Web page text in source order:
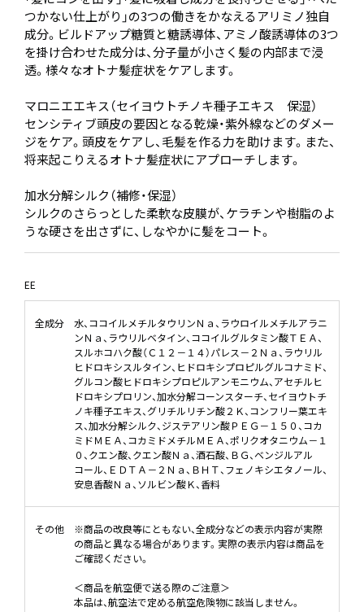
つかない仕上がり」の3つの働きをかなえるアリミノ独自
成分。ビルドアップ糖質と糖誘導体、アミノ酸誘導体の3つ
を掛け合わせた成分は、分子量が小さく髪の内部まで浸
透。様々なオトナ髪症状をケアします。
マロニエエキス（セイヨウトチノキ種子エキス 保湿）
センシティブ頭皮の要因となる乾燥・紫外線などのダメー
ジをケア。頭皮をケアし、毛髪を作る力を助けます。また、
将来起こりえるオトナ髪症状にアプローチします。
加水分解シルク（補修・保湿）
シルクのさらっとした柔軟な皮膜が、ケラチンや樹脂のよ
うな硬さを出さずに、しなやかに髪をコート。
EE
全成分
水、ココイルメチルタウリンＮａ、ラウロイルメチルアラニ
ンＮａ、ラウリルベタイン、ココイルグルタミン酸ＴＥＡ、
スルホコハク酸（Ｃ１２－１４）パレス－２Ｎａ、ラウリル
ヒドロキシスルタイン、ヒドロキシプロピルグルコナミド、
グルコン酸ヒドロキシプロピルアンモニウム、アセチルヒ
ドロキシプロリン、加水分解コーンスターチ、セイヨウトチ
ノキ種子エキス、グリチルリチン酸２Ｋ、コンフリー葉エキ
ス、加水分解シルク、ジステアリン酸ＰＥＧ－１５０、コカ
ミドＭＥＡ、コカミドメチルＭＥＡ、ポリクオタニウム－１
０、クエン酸、クエン酸Ｎａ、酒石酸、ＢＧ、ベンジルアル
コール、ＥＤＴＡ－２Ｎａ、ＢＨＴ、フェノキシエタノール、
安息香酸Ｎａ、ソルビン酸Ｋ、香料
その他
※商品の改良等にともない、全成分などの表示内容が実際
の商品と異なる場合があります。実際の表示内容は商品を
ご確認ください。
＜商品を航空便で送る際のご注意＞
本品は、航空法で定める航空危険物に該当しません。